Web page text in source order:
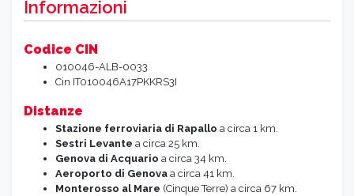
Informazioni
Codice CIN
010046-ALB-0033
Cin IT010046A17PKKRS3I
Distanze
Stazione ferroviaria di Rapallo a circa 1 km.
Sestri Levante a circa 25 km.
Genova di Acquario a circa 34 km.
Aeroporto di Genova a circa 41 km.
Monterosso al Mare (Cinque Terre) a circa 67 km.